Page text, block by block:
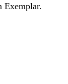
Exemplar.